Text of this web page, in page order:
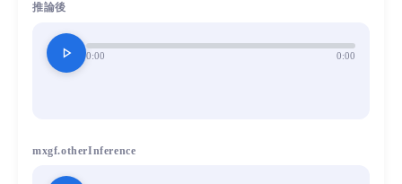
推論後
play_arrow 0:00 0:00
mxgf.otherInference